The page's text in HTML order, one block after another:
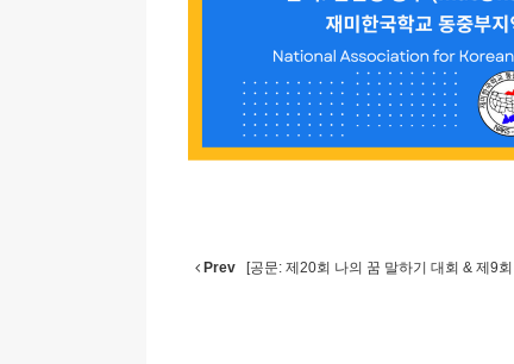
Prev [공문: 제20회 나의 꿈 말하기 대회 & 제9